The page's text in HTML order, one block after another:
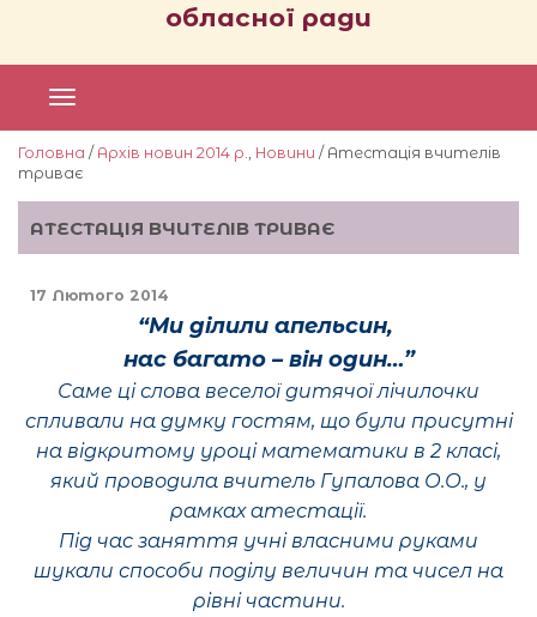
обласної ради
Головна / Архів новин 2014 р. Новини / Атестація вчителів
триває
АТЕСТАЦІЯ ВЧИТЕЛІВ ТРИВАЄ
17 Лютого 2014
“Ми ділили апельсин,
нас багато – він один…”
Саме ці слова веселої дитячої лічилочки
спливали на думку гостям, що були присутні
на відкритому уроці математики в 2 класі,
який проводила вчитель Гупалова О.О., у
рамках атестації.
Під час заняття учні власними руками
шукали способи поділу величин та чисел на
рівні частини.